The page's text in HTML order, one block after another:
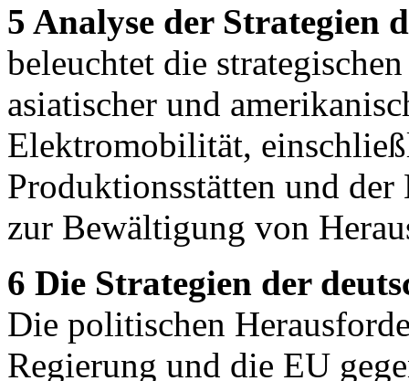
5 Analyse der Strategien
beleuchtet die
asiatischer und
Elektromobilität,
Produktionsstätten und
zur Bewältigung von
6 Die Strategien der
Die politischen
Regierung und die EU